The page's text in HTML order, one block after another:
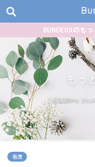
BUNDEUXのも
もっ
【看護師My
看護